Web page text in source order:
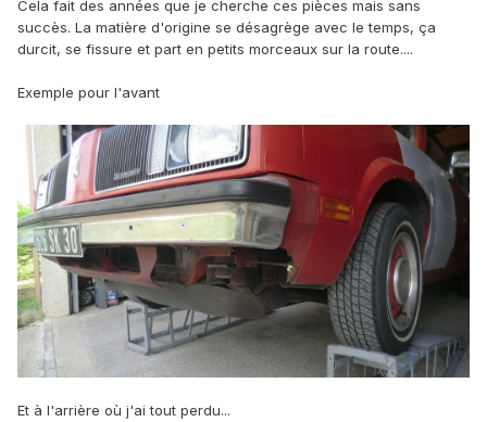
Cela fait des années que je cherche ces pièces mais sans
succès. La matière d'origine se désagrège avec le temps, ça
durcit, se fissure et part en petits morceaux sur la route....
Exemple pour l'avant
Et à l'arrière où j'ai tout perdu...